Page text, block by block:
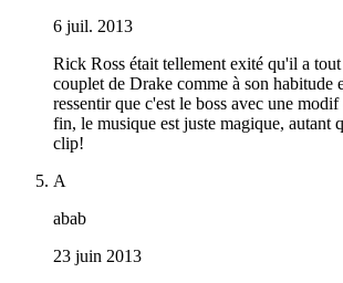
6 juil. 2013
Rick Ross était tellement exité qu'il a
couplet de Drake comme à son habitude
ressentir que c'est le boss avec une
fin, le musique est juste magique, autant
clip!
A
abab
23 juin 2013